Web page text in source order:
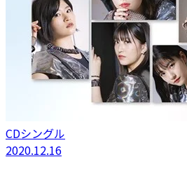
CDシングル
2020.12.16